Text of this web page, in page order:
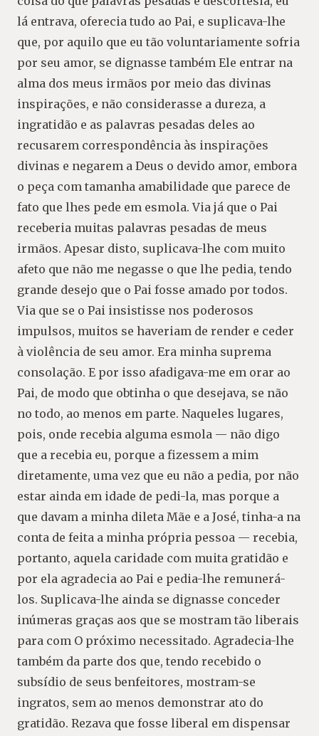
lá entrava, oferecia tudo ao Pai, e suplicava-lhe
que, por aquilo que eu tão voluntariamente sofria
por seu amor, se dignasse também Ele entrar na
alma dos meus irmãos por meio das divinas
inspirações, e não considerasse a dureza, a
ingratidão e as palavras pesadas deles ao
recusarem correspondência às inspirações
divinas e negarem a Deus o devido amor, embora
o peça com tamanha amabilidade que parece de
fato que lhes pede em esmola. Via já que o Pai
receberia muitas palavras pesadas de meus
irmãos. Apesar disto, suplicava-lhe com muito
afeto que não me negasse o que lhe pedia, tendo
grande desejo que o Pai fosse amado por todos.
Via que se o Pai insistisse nos poderosos
impulsos, muitos se haveriam de render e ceder
à violência de seu amor. Era minha suprema
consolação. E por isso afadigava-me em orar ao
Pai, de modo que obtinha o que desejava, se não
no todo, ao menos em parte. Naqueles lugares,
pois, onde recebia alguma esmola — não digo
que a recebia eu, porque a fizessem a mim
diretamente, uma vez que eu não a pedia, por não
estar ainda em idade de pedi-la, mas porque a
que davam a minha dileta Mãe e a José, tinha-a na
conta de feita a minha própria pessoa — recebia,
portanto, aquela caridade com muita gratidão e
por ela agradecia ao Pai e pedia-lhe remunerá-
los. Suplicava-lhe ainda se dignasse conceder
inúmeras graças aos que se mostram tão liberais
para com O próximo necessitado. Agradecia-lhe
também da parte dos que, tendo recebido o
subsídio de seus benfeitores, mostram-se
ingratos, sem ao menos demonstrar ato do
gratidão. Rezava que fosse liberal em dispensar